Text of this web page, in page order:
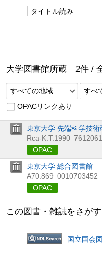
タイトル読み
大学図書館所蔵 2件 /
すべての地域
すべ
OPACリンクあり
東京大学 先端科学技
Rca-K:T:1990
OPAC
東京大学 総合図書館
A70:869 0010703452
OPAC
この図書・雑誌をさがす
国立国会